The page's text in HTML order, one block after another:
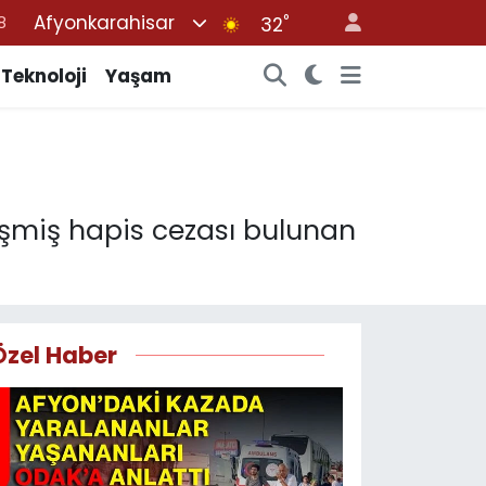
Afyonkarahisar 32°
Teknoloji Yaşam
hapis cezası bulunan
Haber